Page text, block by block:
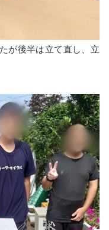
が後半は立て直し、立